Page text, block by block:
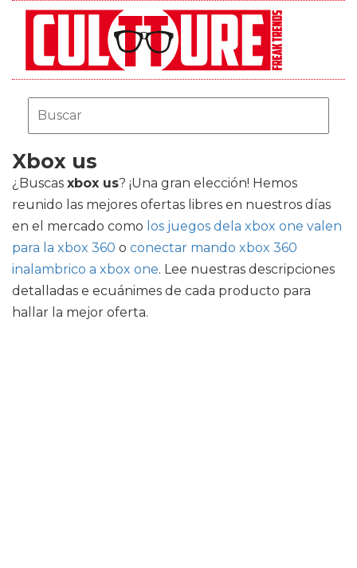
Xbox us
¿Buscas xbox us? ¡Una gran elección! Hemos
reunido las mejores ofertas libres en nuestros días
en el mercado como los juegos dela xbox one valen
para la xbox 360 o conectar mando xbox 360
inalambrico a xbox one. Lee nuestras descripciones
detalladas e ecuánimes de cada producto para
hallar la mejor oferta.